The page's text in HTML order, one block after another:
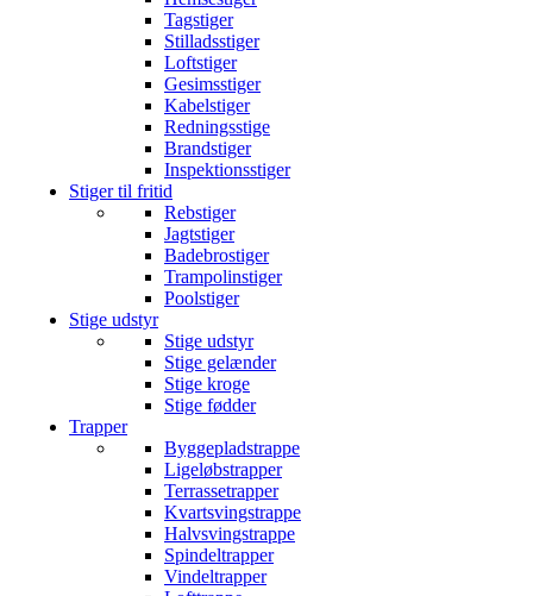
Tagstiger
Stilladsstiger
Loftstiger
Gesimsstiger
Kabelstiger
Redningsstige
Brandstiger
Inspektionsstiger
Stiger til fritid
Rebstiger
Jagtstiger
Badebrostiger
Trampolinstiger
Poolstiger
Stige udstyr
Stige udstyr
Stige gelænder
Stige kroge
Stige fødder
Trapper
Byggepladstrappe
Ligeløbstrapper
Terrassetrapper
Kvartsvingstrappe
Halvsvingstrappe
Spindeltrapper
Vindeltrapper